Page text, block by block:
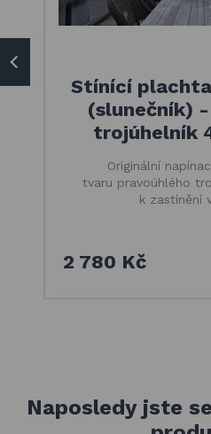
Stínící
(slunečník)
trojúhelník
Originální
tvaru pravoúhlého
k zastínění
2 780 Kč
Naposledy jste